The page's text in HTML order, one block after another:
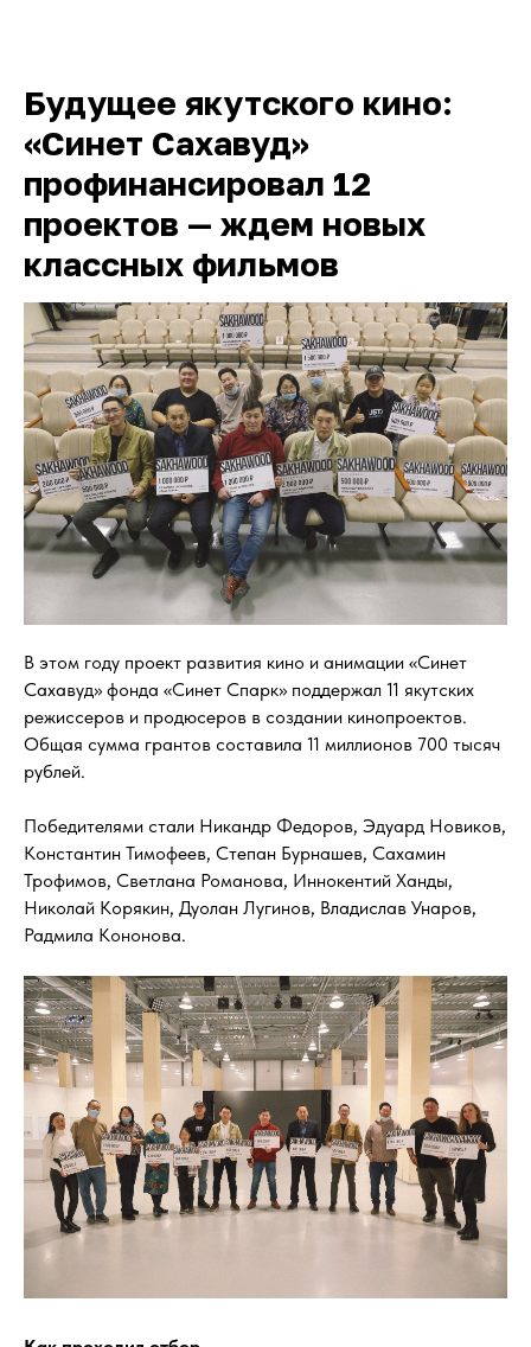
Будущее якутского кино:
«Синет Сахавуд»
профинансировал 12
проектов — ждем новых
классных фильмов
В этом году проект развития кино и анимации «Синет
Сахавуд» фонда «Синет Спарк» поддержал 11 якутских
режиссеров и продюсеров в создании кинопроектов.
Общая сумма грантов составила 11 миллионов 700 тысяч
рублей.
Победителями стали Никандр Федоров, Эдуард Новиков,
Константин Тимофеев, Степан Бурнашев, Сахамин
Трофимов, Светлана Романова, Иннокентий Ханды,
Николай Корякин, Дуолан Лугинов, Владислав Унаров,
Радмила Кононова.